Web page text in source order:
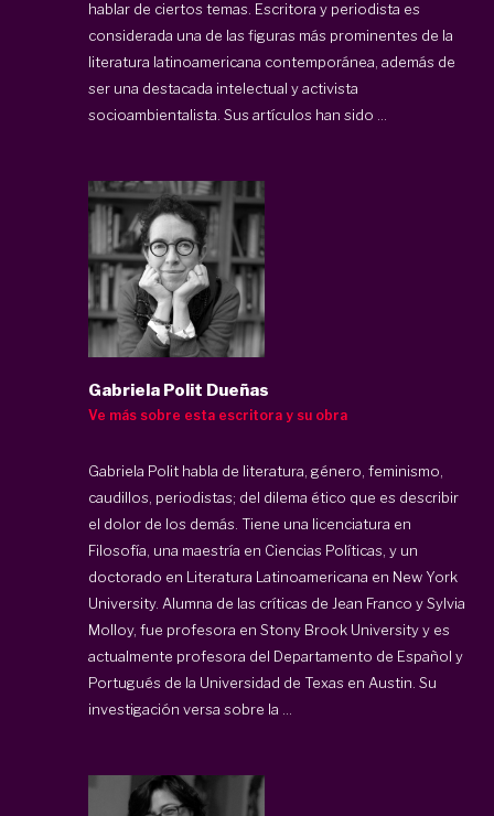
hablar de ciertos temas. Escritora y periodista es
considerada una de las figuras más prominentes de la
literatura latinoamericana contemporánea, además de
ser una destacada intelectual y activista
socioambientalista. Sus artículos han sido ...
Gabriela Polit Dueñas
Ve más sobre esta escritora y su obra
Gabriela Polit habla de literatura, género, feminismo,
caudillos, periodistas; del dilema ético que es describir
el dolor de los demás. Tiene una licenciatura en
Filosofía, una maestría en Ciencias Políticas, y un
doctorado en Literatura Latinoamericana en New York
University. Alumna de las críticas de Jean Franco y Sylvia
Molloy, fue profesora en Stony Brook University y es
actualmente profesora del Departamento de Español y
Portugués de la Universidad de Texas en Austin. Su
investigación versa sobre la ...